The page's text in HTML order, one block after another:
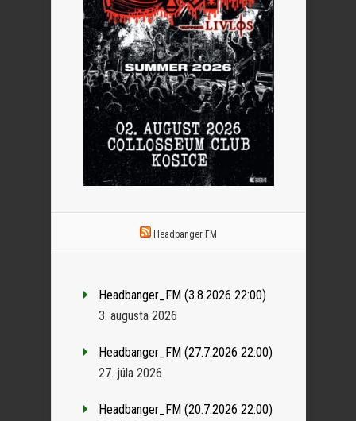
Headbanger FM
Headbanger_FM (3.8.2026 22:00)
3. augusta 2026
Headbanger_FM (27.7.2026 22:00)
27. júla 2026
Headbanger_FM (20.7.2026 22:00)